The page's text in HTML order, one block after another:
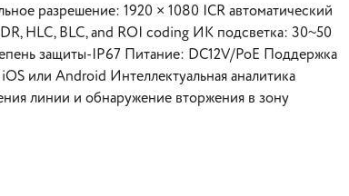
разрешение: 1920 × 1080 ICR автоматический
HLC, BLC, and ROI coding ИК подсветка: 30~50
защиты-IP67 Питание: DC12V/PoE Поддержка
или Android Интеллектуальная аналитика
линии и обнаружение вторжения в зону